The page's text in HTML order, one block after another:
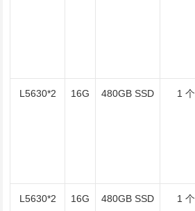
L5630*2 16G 480GB SSD 1 个
L5630*2 16G 480GB SSD 1 个